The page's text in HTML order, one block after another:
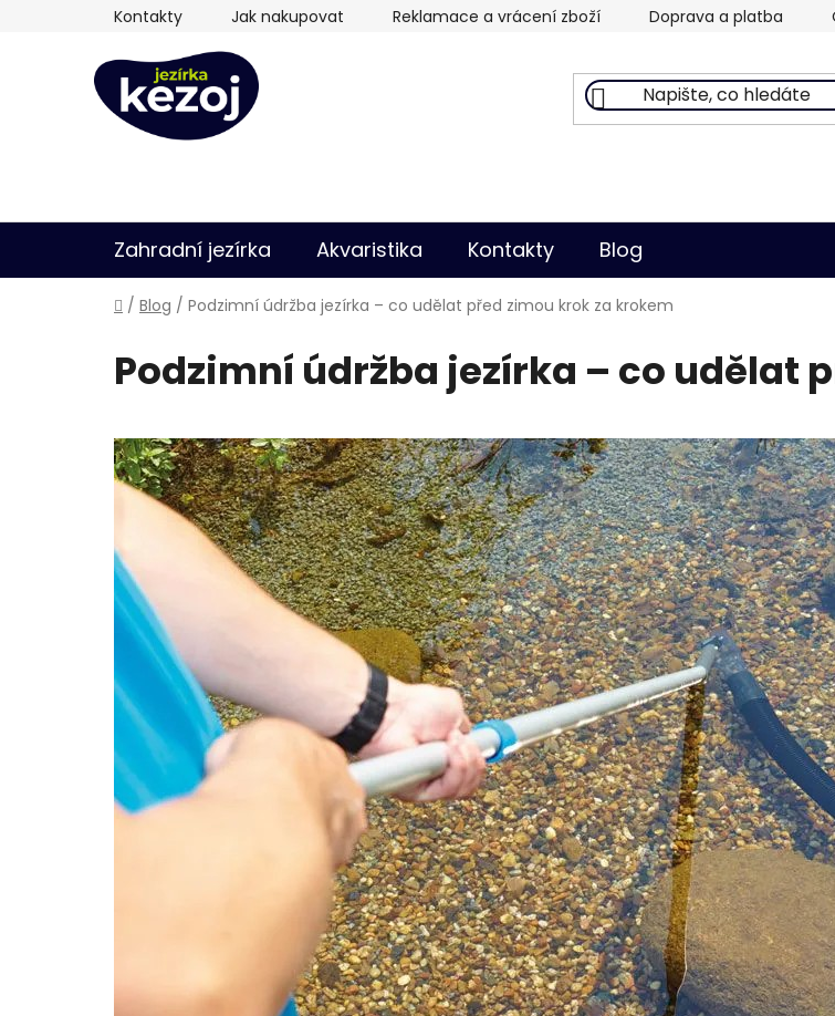
Kontakty Jak nakupovat Reklamace a vrácení zboží Doprava a platba
Zahradní jezírka Akvaristika Kontakty Blog
Domů
/ Blog / Podzimní údržba jezírka – co udělat před zimou krok za krokem
Podzimní údržba jezírka – co udělat